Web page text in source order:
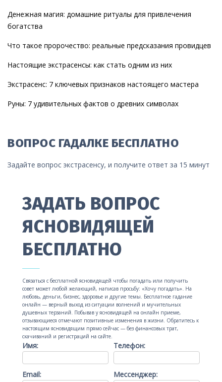
Денежная магия: домашние ритуалы для привлечения
богатства
Что такое пророчество: реальные предсказания провидцев
Настоящие экстрасенсы: как стать одним из них
Экстрасенс: 7 ключевых признаков настоящего мастера
Руны: 7 удивительных фактов о древних символах
ВОПРОС ГАДАЛКЕ БЕСПЛАТНО
Задайте вопрос экстрасенсу, и получите ответ за 15 минут
ЗАДАТЬ ВОПРОС
ЯСНОВИДЯЩЕЙ
БЕСПЛАТНО
Связаться с бесплатной ясновидящей чтобы погадать или получить
совет может любой желающий, написав просьбу: «Хочу погадать». На
любовь, деньги, бизнес, здоровье и другие темы. Бесплатное гадание
онлайн — верный выход из ситуации волнений и мучительных
душевных терзаний. Побывав у ясновидящей на онлайн приеме,
отзывающиеся отмечают позитивные изменения в жизни. Обратитесь к
настоящим ясновидящим прямо сейчас — без финансовых трат,
скачиваний и регистраций на сайте.
Имя: Телефон:
Email: Мессенджер: